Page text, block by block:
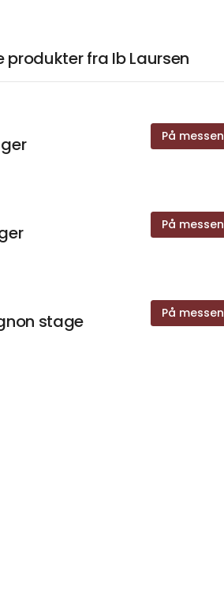
produkter fra Ib Laursen
På messen
På messen
På messen
stage